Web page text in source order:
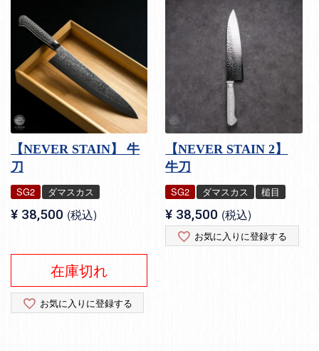
【NEVER STAIN】 牛
刀
SG2 ダマスカス
¥ 38,500 税込
在庫切れ
お気に入りに登録する
【NEVER STAIN 2】
牛刀
SG2 ダマスカス 槌目
¥ 38,500 税込
お気に入りに登録する